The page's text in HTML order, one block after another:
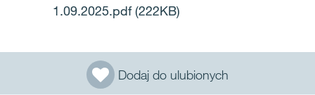
Dodaj do ulubionych
1.09.2025.pdf (222KB)